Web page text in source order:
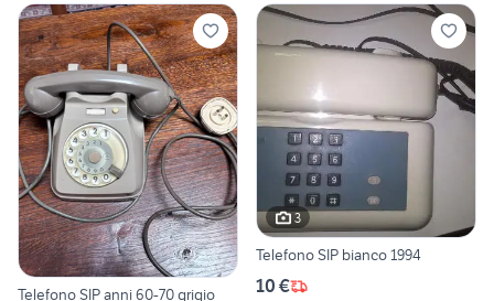
Telefono SIP anni 60-70 grigio
3
Telefono SIP bianco 1994
10 €